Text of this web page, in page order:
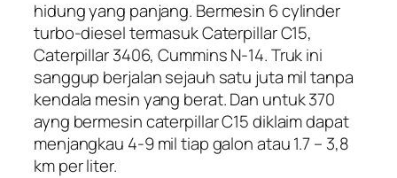
hidung yang panjang. Bermesin 6 cylinder
turbo-diesel termasuk Caterpillar C15,
Caterpillar 3406, Cummins N-14. Truk ini
sanggup berjalan sejauh satu juta mil tanpa
kendala mesin yang berat. Dan untuk 370
ayng bermesin caterpillar C15 diklaim dapat
menjangkau 4-9 mil tiap galon atau 1.7 – 3,8
km per liter.